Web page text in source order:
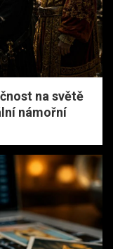
na světě
námořní